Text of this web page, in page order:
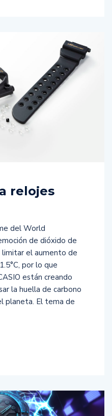
relojes
del World
de dióxido de
limitar el aumento de
por lo que
están creando
la huella de carbono
planeta. El tema de